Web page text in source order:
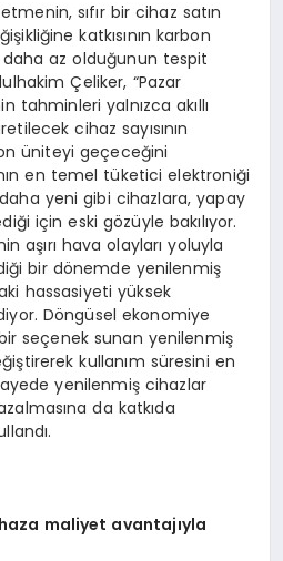
sıfır bir cihaz satın
katkısının karbon
daha az olduğunun tespit
Çeliker, “Pazar
tahminleri yalnızca akıllı
cihaz sayısının
üniteyi geçeceğini
en temel tüketici elektroniği
yeni gibi cihazlara, yapay
için eski gözüyle bakılıyor.
aşırı hava olayları yoluyla
bir dönemde yenilenmiş
hassasiyeti yüksek
Döngüsel ekonomiye
seçenek sunan yenilenmiş
kullanım süresini en
yenilenmiş cihazlar
da katkıda
maliyet avantajıyla